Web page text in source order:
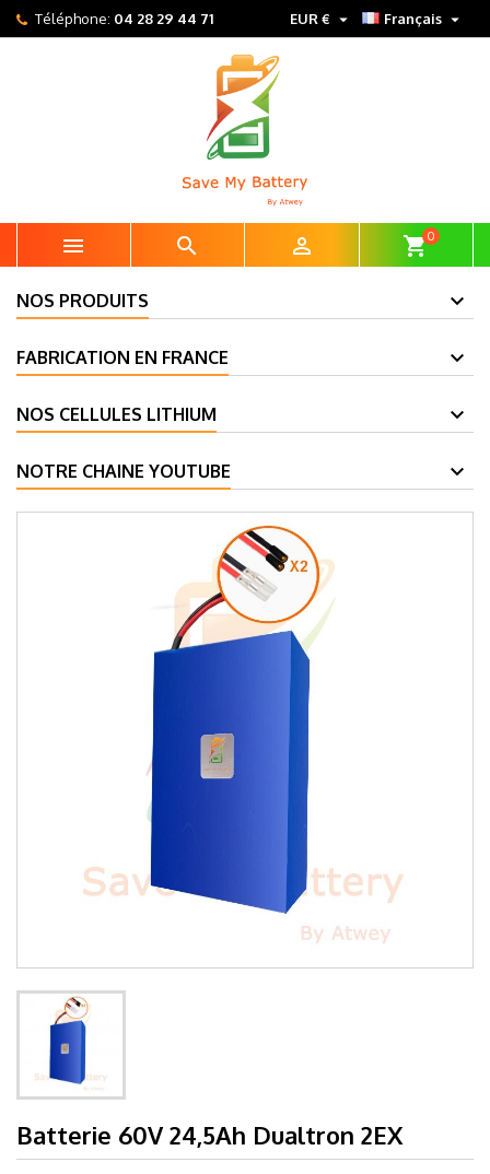
Téléphone: 04 28 29 44 71 Français 
EUR € 
   shopping_cart0
NOS PRODUITS
FABRICATION EN FRANCE
NOS CELLULES LITHIUM
NOTRE CHAINE YOUTUBE
Batterie 60V 24,5Ah Dualtron 2EX